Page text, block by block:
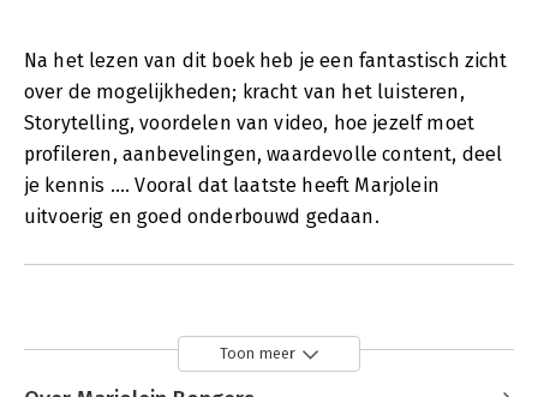
Na het lezen van dit boek heb je een fantastisch zicht
over de mogelijkheden; kracht van het luisteren,
Storytelling, voordelen van video, hoe jezelf moet
profileren, aanbevelingen, waardevolle content, deel
je kennis .... Vooral dat laatste heeft Marjolein
uitvoerig en goed onderbouwd gedaan.
Toon meer